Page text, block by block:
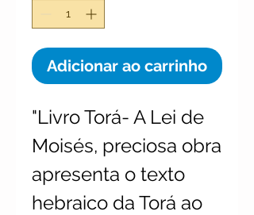
Adicionar ao carrinho
"Livro Torá- A Lei de
Moisés, preciosa obra
apresenta o texto
hebraico da Torá ao